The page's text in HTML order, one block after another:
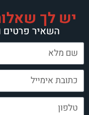
שאלות לגבי
פרטים ואנחנו